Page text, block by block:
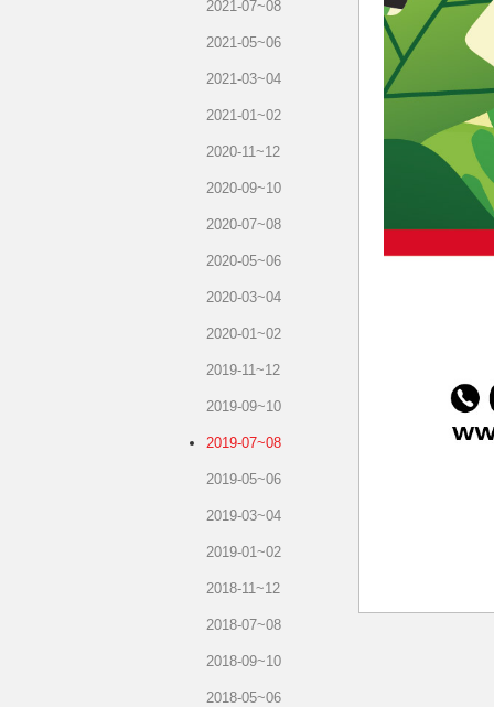
2021-07~08
2021-05~06
2021-03~04
2021-01~02
2020-11~12
2020-09~10
2020-07~08
2020-05~06
2020-03~04
2020-01~02
2019-11~12
2019-09~10
2019-07~08
2019-05~06
2019-03~04
2019-01~02
2018-11~12
2018-07~08
2018-09~10
2018-05~06